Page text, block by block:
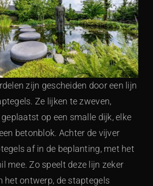
zijn gescheiden door een lijn
Ze lijken te zweven,
op een smalle dijk, elke
betonblok. Achter de vijver
af in de beplanting, met het
mee. Zo speelt deze lijn zeker
het ontwerp, de staptegels